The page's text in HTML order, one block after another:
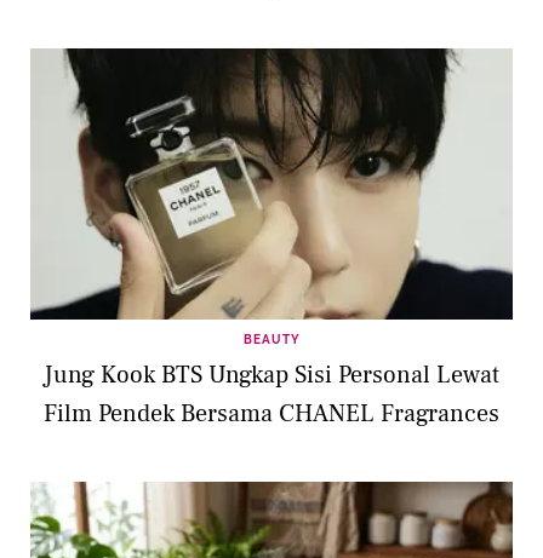
BEAUTY
Jung Kook BTS Ungkap Sisi Personal Lewat
Film Pendek Bersama CHANEL Fragrances